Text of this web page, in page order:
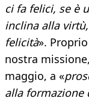
ci fa felici, se è
inclina alla
felicità».
nostra
maggio, a «
alla formazione